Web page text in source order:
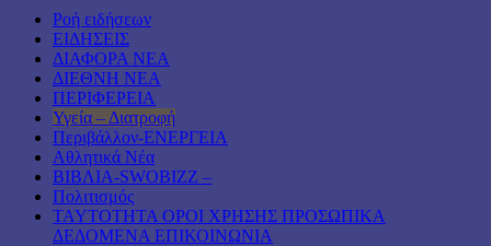
Ροή ειδήσεων
ΕΙΔΗΣΕΙΣ
ΔΙΑΦΟΡΑ ΝΕΑ
ΔΙΕΘΝΗ ΝΕΑ
ΠΕΡΙΦΕΡΕΙΑ
Υγεία – Διατροφή
Περιβάλλον-ΕΝΕΡΓΕΙΑ
Αθλητικά Νέα
ΒΙΒΛΙΑ-SWOBIZZ –
Πολιτισμός
TAYTOTHTA ΟΡΟΙ ΧΡΗΣΗΣ ΠΡΟΣΩΠΙΚΑ
ΔΕΔΟΜΕΝΑ ΕΠΙΚΟΙΝΩΝΙΑ